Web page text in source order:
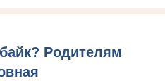
Родителям